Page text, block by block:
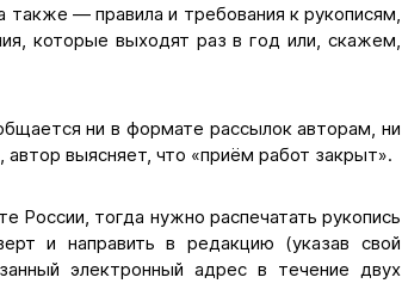
— правила и требования к рукописям,
которые выходят раз в год или, скажем,
ни в формате рассылок авторам, ни
выясняет, что «приём работ закрыт».
России, тогда нужно распечатать рукопись
и направить в редакцию (указав свой
электронный адрес в течение двух